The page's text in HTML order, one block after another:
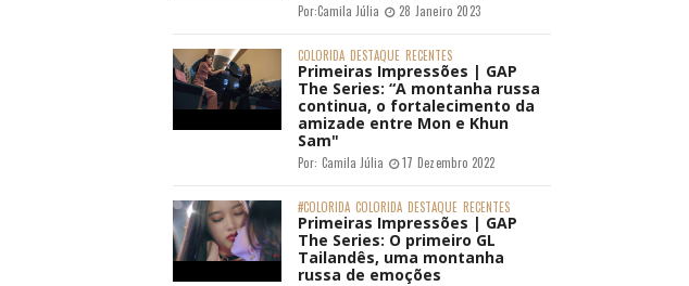
Por:Camila Júlia 28 Janeiro 2023
COLORIDA DESTAQUE RECENTES
Primeiras Impressões | GAP
The Series: “A montanha russa
continua, o fortalecimento da
amizade entre Mon e Khun
Sam"
Por: Camila Júlia 17 Dezembro 2022
#COLORIDA COLORIDA DESTAQUE RECENTES
Primeiras Impressões | GAP
The Series: O primeiro GL
Tailandês, uma montanha
russa de emoções